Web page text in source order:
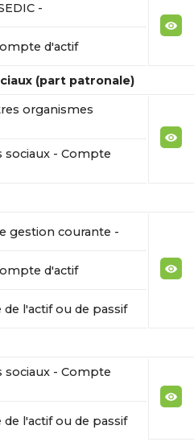
-
d'actif
(part patronale)
organismes
sociaux - Compte
gestion courante -
d'actif
l'actif ou de passif
sociaux - Compte
l'actif ou de passif